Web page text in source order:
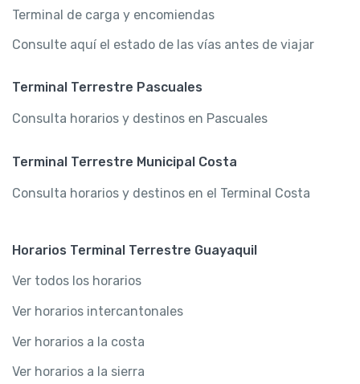
Terminal de carga y encomiendas
Consulte aquí el estado de las vías antes de viajar
Terminal Terrestre Pascuales
Consulta horarios y destinos en Pascuales
Terminal Terrestre Municipal Costa
Consulta horarios y destinos en el Terminal Costa
Horarios Terminal Terrestre Guayaquil
Ver todos los horarios
Ver horarios intercantonales
Ver horarios a la costa
Ver horarios a la sierra